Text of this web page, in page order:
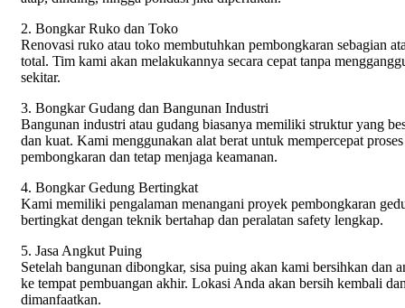
2. Bongkar Ruko dan Toko
Renovasi ruko atau toko membutuhkan pembongkaran sebagian
total. Tim kami akan melakukannya secara cepat tanpa
sekitar.
3. Bongkar Gudang dan Bangunan Industri
Bangunan industri atau gudang biasanya memiliki struktur yang
dan kuat. Kami menggunakan alat berat untuk mempercepat proses
pembongkaran dan tetap menjaga keamanan.
4. Bongkar Gedung Bertingkat
Kami memiliki pengalaman menangani proyek pembongkaran
bertingkat dengan teknik bertahap dan peralatan safety lengkap.
5. Jasa Angkut Puing
Setelah bangunan dibongkar, sisa puing akan kami bersihkan dan
ke tempat pembuangan akhir. Lokasi Anda akan bersih kembali
dimanfaatkan.